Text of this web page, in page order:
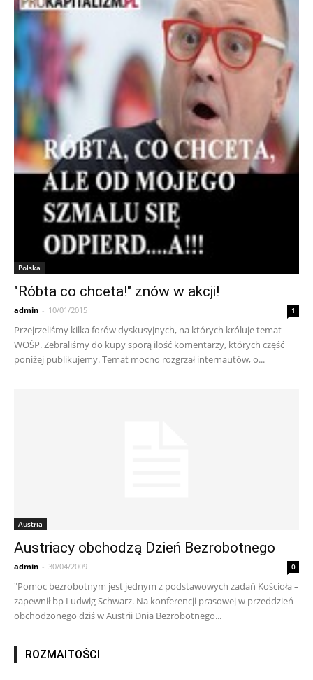
Polska
"Róbta co chceta!" znów w akcji!
admin - 10/01/2015 1
Przejrzeliśmy kilka forów dyskusyjnych, na których króluje temat
WOŚP. Zebraliśmy do kupy sporą ilość komentarzy, których część
poniżej publikujemy. Temat mocno rozgrzał internautów, o...
Austria
Austriacy obchodzą Dzień Bezrobotnego
admin - 30/04/2009 0
"Pomoc bezrobotnym jest jednym z podstawowych zadań Kościoła –
zapewnił bp Ludwig Schwarz. Na konferencji prasowej w przeddzień
obchodzonego dziś w Austrii Dnia Bezrobotnego...
ROZMAITOŚCI